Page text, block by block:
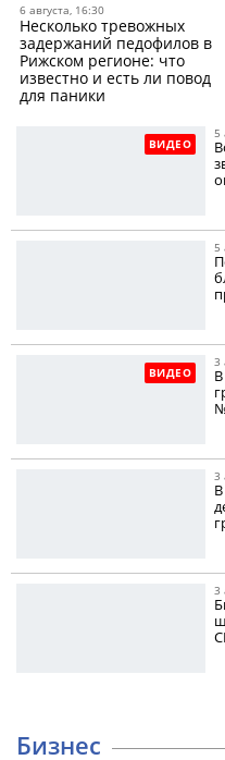
6 августа, 16:30
Несколько тревожных
задержаний педофилов в
Рижском регионе: что
известно и есть ли повод
для паники
ВИДЕО
5
5
ВИДЕО
3
3
3
Бизнес